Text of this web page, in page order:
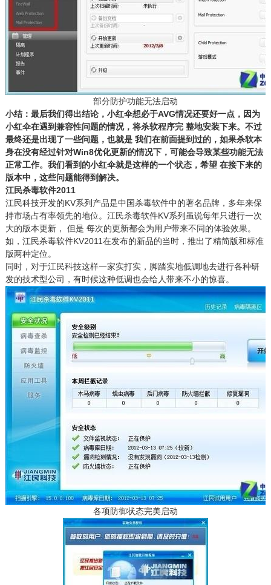
部分防护功能无法启动
小结：最后我们得出结论，小红伞想必于AVG情况还要好一点，因为
小红伞在遇到兼容性问题的情况，将杀软程序完 整地安装下来。不过
最终还是出现了一些问题，也就是 我们在前面提到过的，如果杀软本
身在没有经过针对Win8优化更新的情况下，可能会导致某些功能无法
正常工作。我们看到的小红伞就是这样的一个状态，希望 在接下来的
版本中，这些问题能得到解决。
江民杀毒软件2011
江民科技开发的KV系列产品是中国杀毒软件中的著名品牌，多年来保
持市场占有率领先的地位。江民杀毒软件KV系列虽说每年只进行一次
大的版本更新， 但是 每次的更新都会为用户带来不同的体验效果。
如，江民杀毒软件KV2011在发布的新品的当时，推出了精简版和标准
版两种定位。
同时，对于江民科技这样一家实打实，脚踏实地低调地去进行各种研
发的技术型公司，有时候这种低调也会给人带来不小的惊喜。
各项防御状态完美启动